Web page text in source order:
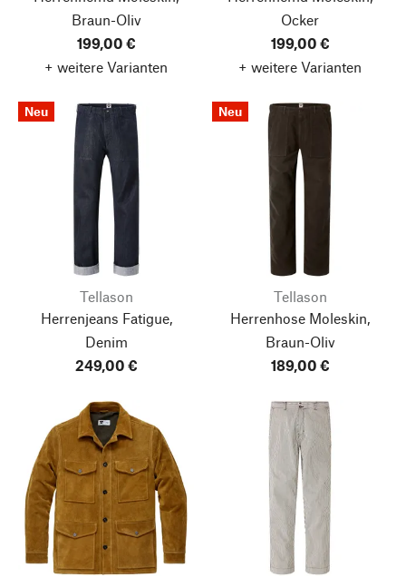
Braun-Oliv
199,00 €
+ weitere Varianten
Ocker
199,00 €
+ weitere Varianten
Neu
Tellason
Herrenjeans Fatigue,
Denim
249,00 €
Neu
Tellason
Herrenhose Moleskin,
Braun-Oliv
189,00 €